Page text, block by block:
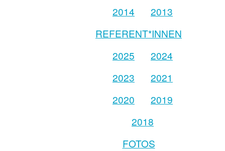
2014
2013
REFERENT*INNEN
2025
2024
2023
2021
2020
2019
2018
FOTOS